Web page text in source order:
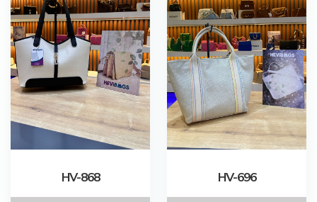
HV-868 HV-696